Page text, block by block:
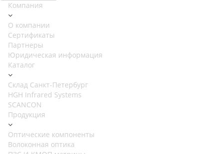
Компания
О компании
Сертификаты
Партнеры
Юридическая информация
Каталог
Cклад Санкт-Петербург
HGH Infrared Systems
SCANCON
Продукция
Оптические компоненты
Волоконная оптика